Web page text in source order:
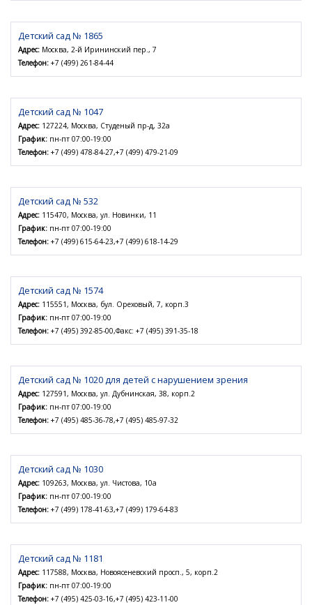
Детский сад № 1865
Адрес: Москва, 2-й Ирининский пер., 7
Телефон: +7 (499) 261-84-44
Детский сад № 1047
Адрес: 127224, Москва, Студеный пр-д, 32а
График: пн-пт 07:00-19:00
Телефон: +7 (499) 478-84-27,+7 (499) 479-21-09
Детский сад № 532
Адрес: 115470, Москва, ул. Новинки, 11
График: пн-пт 07:00-19:00
Телефон: +7 (499) 615-64-23,+7 (499) 618-14-29
Детский сад № 1574
Адрес: 115551, Москва, бул. Ореховый, 7, корп.3
График: пн-пт 07:00-19:00
Телефон: +7 (495) 392-85-00,Факс: +7 (495) 391-35-18
Детский сад № 1020 для детей с нарушением зрения
Адрес: 127591, Москва, ул. Дубнинская, 38, корп.2
График: пн-пт 07:00-19:00
Телефон: +7 (495) 485-36-78,+7 (495) 485-97-32
Детский сад № 1030
Адрес: 109263, Москва, ул. Чистова, 10а
График: пн-пт 07:00-19:00
Телефон: +7 (499) 178-41-63,+7 (499) 179-64-83
Детский сад № 1181
Адрес: 117588, Москва, Новоясеневский просп., 5, корп.2
График: пн-пт 07:00-19:00
Телефон: +7 (495) 425-03-16,+7 (495) 423-11-00